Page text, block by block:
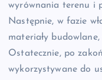
wyrównania terenu i
Następnie, w fazie
materiały
Ostatecznie, po
wykorzystywane do